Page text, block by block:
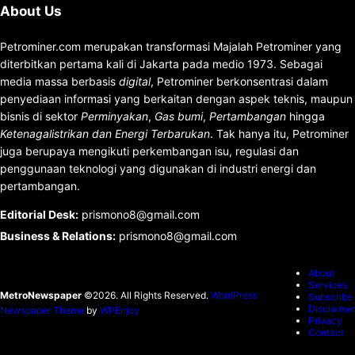
About Us
Petrominer.com merupakan transformasi Majalah Petrominer yang
diterbitkan pertama kali di Jakarta pada medio 1973. Sebagai
media massa berbasis digital, Petrominer berkonsentrasi dalam
penyediaan informasi yang berkaitan dengan aspek teknis, maupun
bisnis di sektor Perminyakan, Gas bumi, Pertambangan hingga
Ketenagalistrikan dan Energi Terbarukan. Tak hanya itu, Petrominer
juga berupaya mengikuti perkembangan isu, regulasi dan
penggunaan teknologi yang digunakan di industri energi dan
pertambangan.
Editorial Desk: prismono8@gmail.com
Business & Relations: prismono8@gmail.com
MetroNewspaper ©2026. All Rights Reserved. WordPress
Newspaper Theme by WPEnjoy
About
Services
Subscribe
Disclaimer
Privacy
Contact